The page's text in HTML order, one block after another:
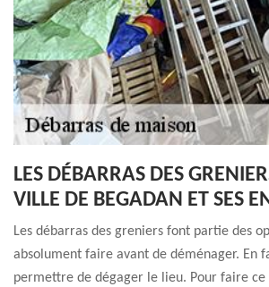
LES DÉBARRAS DES
VILLE DE BEGADAN ET SES
Les débarras des greniers font partie des
absolument faire avant de déménager. En
permettre de dégager le lieu. Pour faire ce